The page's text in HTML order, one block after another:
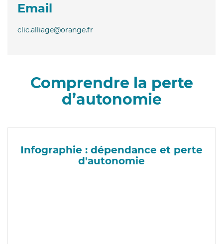
Email
clic.alliage@orange.fr
Comprendre la perte
d’autonomie
Infographie : dépendance et perte
d'autonomie